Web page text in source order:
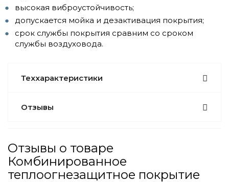
высокая виброустойчивость;
допускается мойка и дезактивация покрытия;
срок службы покрытия сравним со сроком
службы воздуховода.
Теххарактеристики
Отзывы
Отзывы о товаре
Комбинированное
теплоогнезащитное покрытие